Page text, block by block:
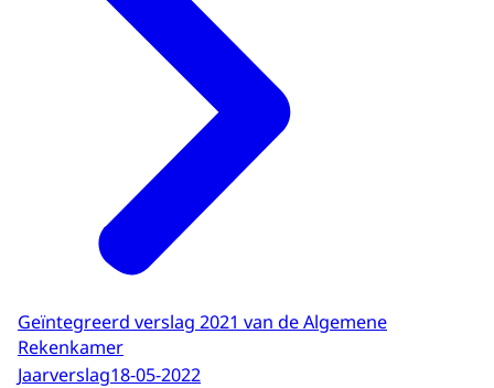
Geïntegreerd verslag 2021 van de Algemene
Rekenkamer
Jaarverslag18-05-2022